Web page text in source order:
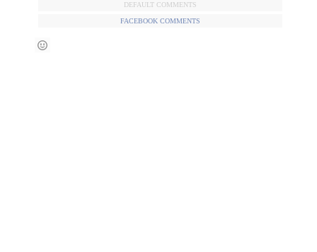
DEFAULT COMMENTS
FACEBOOK COMMENTS